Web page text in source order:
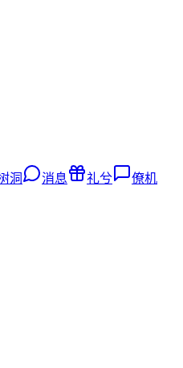
洞 消息 礼兮 僚机